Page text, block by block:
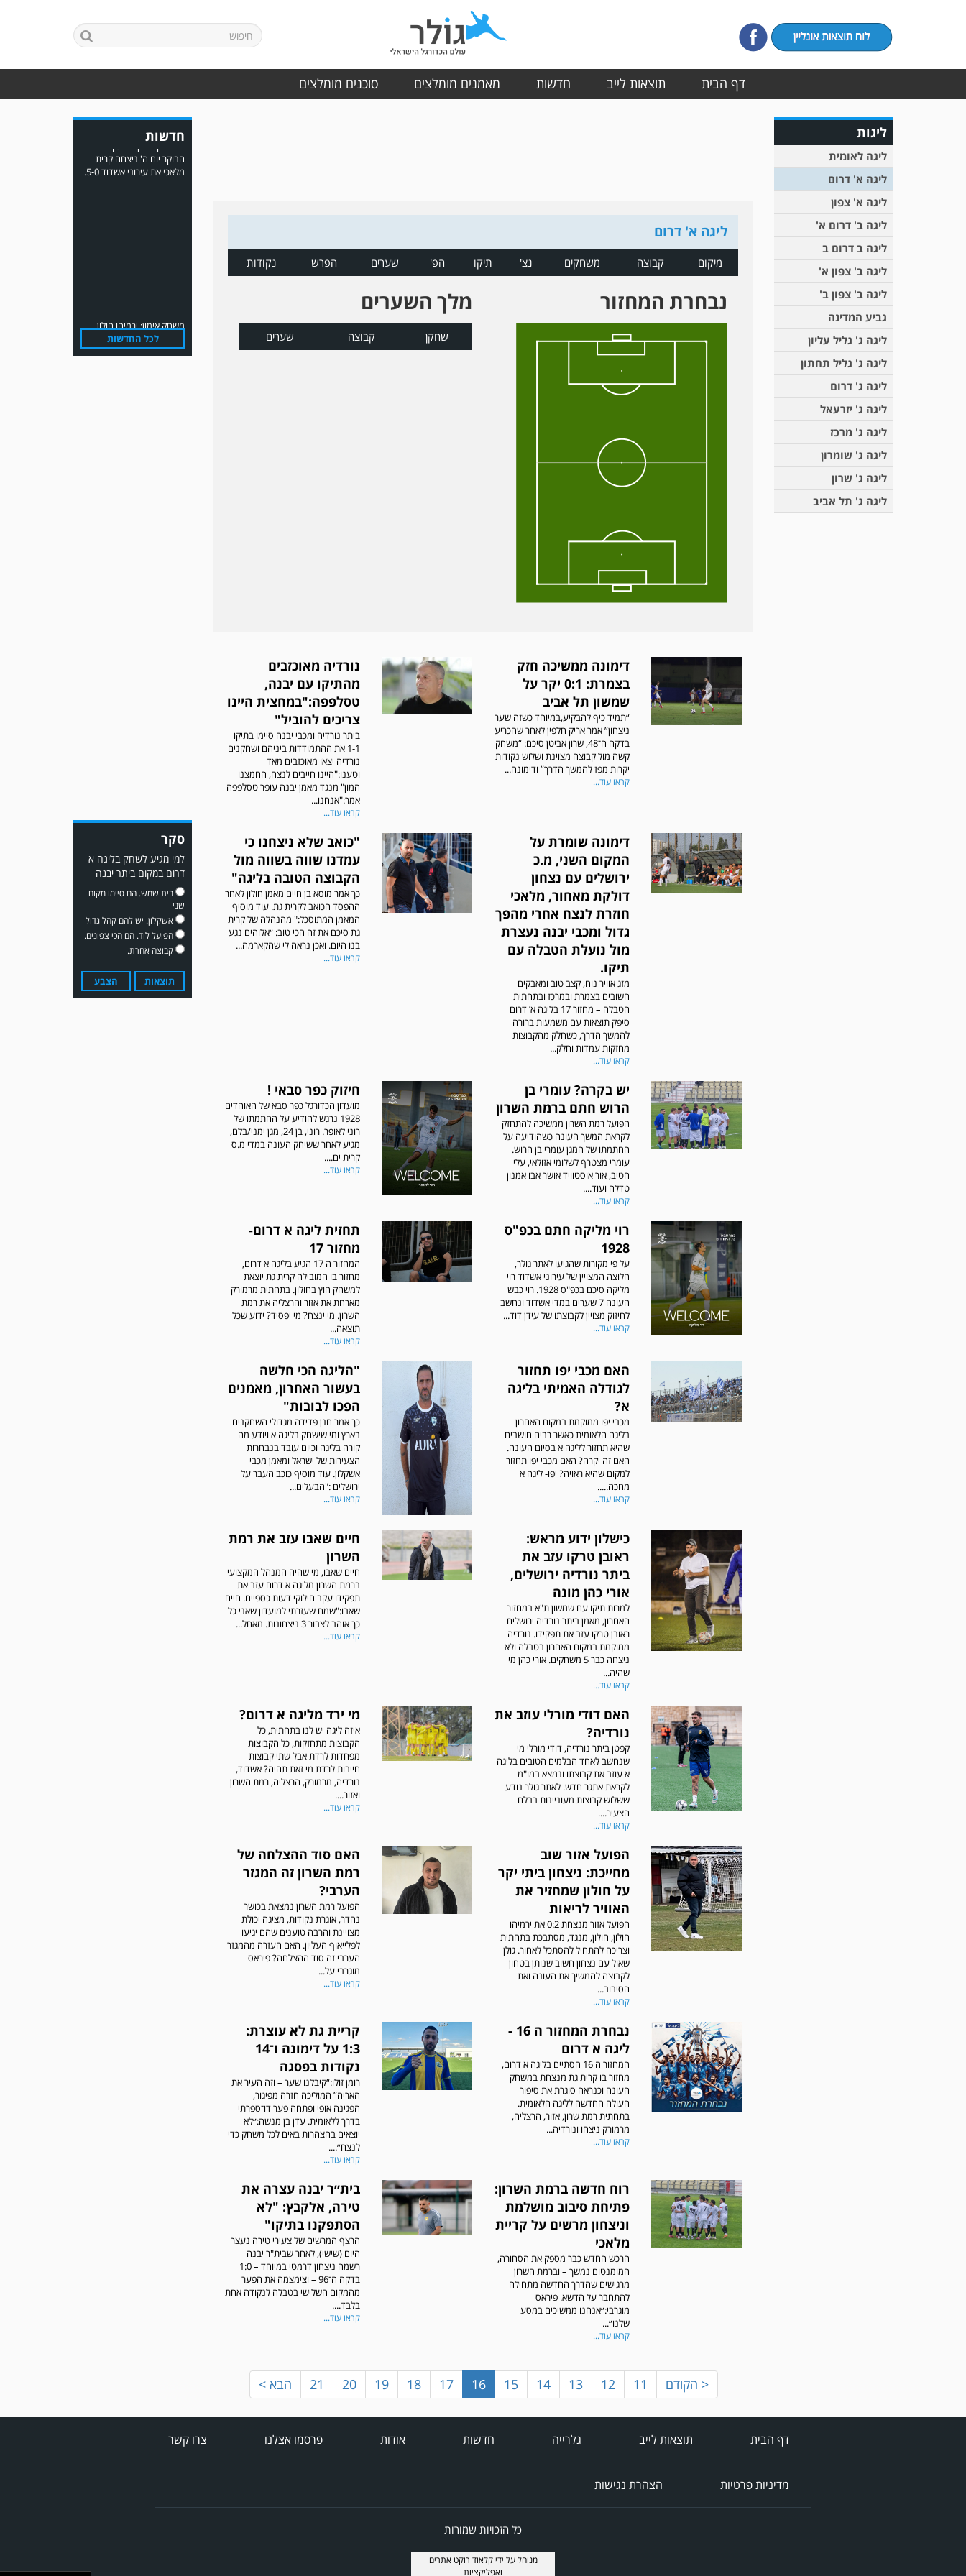
דף הבית תוצאות לייב חדשות מאמנים מומלצים סוכנים מומלצים
ליגות
ליגה לאומית
ליגה א' דרום
ליגה א' צפון
ליגה ב' דרום א'
ליגה ב דרום ב
ליגה ב' צפון א'
ליגה ב' צפון ב'
גביע המדינה
ליגה ג' גליל עליון
ליגה ג' גליל תחתון
ליגה ג' דרום
ליגה ג' יזרעאל
ליגה ג' מרכז
ליגה ג' שומרון
ליגה ג' שרון
ליגה ג' תל אביב
ליגה א' דרום
מיקום קבוצה משחקים נצ' תיקו הפ' שערים הפרש נקודות
נבחרת המחזור מלך השערים
שחקן קבוצה שערים
דימונה ממשיכה חזק
בצמרת: 0:1 יקר על
שמשון תל אביב
“תמיד כיף להבקיע,במיוחד כשזה שער
ניצחון” אמר אריק חלפין לאחר שהכריע
בדקה ה־48, שרון אביטן סיכם: “משחק
קשה מול קבוצה מצוינת ושלוש נקודות
יקרות מפז להמשך הדרך” ודימונה...
קראו עוד...
נורדיה מאוכזבים
מהתיקו עם יבנה,
טסלפפה:"במחצית היינו
צריכים להוביל"
ביתר נורדיה ומכבי יבנה סיימו בתיקו
1-1 את ההתמודדות ביניהם ושחקנים
נורדיה יצאו מאוכזבים מאד
וטענו:"היינו חייבים לנצח, החמצנו
המון" מנגד מאמן יבנה עופר טסלפפה
אמר:"אנחנו...
קראו עוד...
דימונה שומרת על
המקום השני, מ.כ
ירושלים עם נצחון
דולקת מאחור, מלאכי
חוזרת לנצח אחרי מהפך
גדול ומכבי יבנה נעצרת
מול נועלת הטבלה עם
תיקו.
מזג אוויר נוח, קצב טוב ומאבקים
חשובים בצמרת ובמרכז ובתחתית
הטבלה – מחזור 17 בליגה א’ דרום
סיפק תוצאות עם משמעות ברורה
להמשך הדרך, כשחלק מהקבוצות
מחזקות עמדות וחלק...
קראו עוד...
"כואב שלא ניצחנו כי
עמדנו שווה בשווה מול
הקבוצה הטובה בליגה"
כך אמר מוסא בן חיים מאמן חולון לאחר
ההפסד הכואב לקרית גת. עוד מוסיף
המאמן המתוסכל:" מהנהלה של קרית
גת סיכם את זה הכי טוב: ״אלוהים נגע
בנו היום. ואכן נראה לי שהקארמה...
קראו עוד...
יש בקרה? עומרי בן
הרוש חתם ברמת השרון
הפועל רמת השרון ממשיכה להתחזק
לקראת המשך העונה כשהודיעה על
החתמתו של המגן עומרי בן הרוש.
עומרי מצטרף לשלומי אזולאי, עלי
חטיב, אור אוסטוויד אושר אבו אמנון
טדלה ועוד....
קראו עוד...
חיזוק כפר סבאי !
מועדון הכדורגל כפר סבא של האוהדים
1928 נרגש להודיע על החתמתו של
רוני לאופר. רוני, בן 24, מגן ימני/בלם,
מגיע לאחר ששיחק העונה במדי מ.ס
קרית ים....
קראו עוד...
רוי מליקה חתם בכפ"ס
1928
על פי מקורות שהגיעו לאתר גולר,
חלוצה המצויין של עירוני אשדוד רוי
מליקה סיכם בכפ"ס 1928. רוי כבש
העונה 7 שערים במדי אשדוד ונחשב
לחיזוק מצויין לקבוצתו של עידן דוד...
קראו עוד...
תחזית ליגה א דרום-
מחזור 17
המחזור ה 17 הגיע בליגה א דרום,
מחזור בו המובילה קרית גת יוצאת
למשחק חוץ בחולון. בתחתית מרמורק
מארחת את אזור והרצליה את רמת
השרון. מי ינצח? מי יפסיד? ידוע שכל
תוצאה...
קראו עוד...
האם מכבי יפו תחזור
לגודלה האמיתי בליגה
א?
מכבי יפו ממוקמת במקום האחרון
בליגה הלאומית כאשר רבים חושבים
שהיא תחזור לליגה א בסיום העונה.
האם זה יקרה? האם מכבי יפו תחזור
למקום שהיא ראויה? יפו- ליגה א
מחכה.....
קראו עוד...
"הליגה הכי חלשה
בעשור האחרון, מאמנים
הפכו לבובות"
כך אמר חנן פדידה מגדולי השחקנים
בארץ ומי שישחק בליגה א ויודע מה
קורה בליגה וכיום עובד בנבחרות
הצעירות של ישראל ומאמן מכבי
אשקלון. עוד מוסיף כוכב העבר על
ירושלים :"הבעלים...
קראו עוד...
כישלון ידוע מראש:
ראובן טרקו עזב את
ביתר נורדיה ירושלים,
אורי כהן מונה
למרות תיקו עם שמשון ת"א במחזור
האחרון, מאמן ביתר נורדיה ירושלים
ראובן טרקו עזב את תפקידו. נורדיה
ממוקמת במקום האחרון בטבלה ולא
ניצחה כבר 5 משחקים. אורי כהן מי
שהיה...
קראו עוד...
חיים שאבו עזב את רמת
השרון
חיים שאבו, מי שהיה המנהל המקצועי
ברמת השרון מליגה א דרום עזב את
תפקידו עקב חילוקי דעות כספיים. חיים
שאבו:"שמח שעזרתי למועדון שאני כל
כך אוהב לצבור 3 ניצחונות. מאחל...
קראו עוד...
האם דודי מורלי עוזב את
נורדיה?
קפטן ביתר נורדיה, דודי מורלי מי
שנחשב לאחד הבלמים הטובים בליגה
א עוזב את קבוצתו ונמצא במו"מ
לקראת אתגר חדש. לאתר גולר נודע
ששלוש קבוצות מעוניינות בבלם
הצעיר....
קראו עוד...
מי ירד מליגה א דרום?
איזה ליגה יש לנו בתחתית, כל
הקבוצות מתחזקות, כל הקבוצות
מפחדות לרדת אבל שתי קבוצות
חייבות לרדת מי זאת תהיה? אשדוד,
נורדיה, מרמורק, הרצליה, רמת השרון
ואזור....
קראו עוד...
הפועל אזור שוב
מחייכת: ניצחון ביתי יקר
על חולון שמחזיר את
האוויר לריאות
הפועל אזור מנצחת 0:2 את ירמיהו
חולון, חולון, מנגד, מסתבכת בתחתית
וצריכה להתחיל להסתכל לאחור. גולן
שאול עם נצחון חשוב שנותן בטחון
לקבוצה להמשיך את העונה ואת
הסיבוב...
קראו עוד...
האם סוד ההצלחה של
רמת השרון זה המגזר
הערבי?
הפועל רמת השרון נמצאת בכושר
נהדר, אוגרת נקודות, מציגה יכולת
מצויינת והרבה טוענים שהם יגיעו
לפלייאוף העליון. האם העזרה מהמגזר
הערבי זה סוד ההצלחה? פיראס
מוגרבי על...
קראו עוד...
נבחרת המחזור ה 16 -
ליגה א דרום
המחזור ה 16 הסתיים בליגה א דרום,
מחזור בו קרית גת מנצחת במשחק
העונה וכנראה סוגרת את סיפור
העולה החדשה לליגה הלאומית.
בתחתית רמת שרון, אזור, הרצליה,
מרמורק ניצחו ונורדיה...
קראו עוד...
קריית גת לא עוצרת:
1:3 על דימונה ו־14
נקודות בפסגה
רומן זולו:“קיבלנו שער – וזה העיר את
האריה” המוליכה חזרה מפיגור,
הפגינה אופי ופתחה פער דו־ספרתי
בדרך ללאומית. עדן בן מנשה:״לא
יוצאים בהצהרות באים לכל משחק כדי
לנצח״....
קראו עוד...
רוח חדשה ברמת השרון:
פתיחת סיבוב מושלמת
וניצחון מרשים על קריית
מלאכי
הרכש החדש כבר מספק את הסחורה,
המומנטום נמשך – וברמת השרון
מרגישים שהדרך החדשה מתחילה
להתחבר על הדשא. פיראס
מוגרבי:״אנחנו ממשיכים במסע
שלנו״...
קראו עוד...
בית״ר יבנה עצרה את
טירה, אלקבץ: "לא
הסתפקנו בתיקו"
הרצף המרשים של צעירי טירה נעצר
היום (שישי), לאחר שבית"ר יבנה
רשמה ניצחון דרמטי במיוחד – 1:0
בדקה ה־96 – וצימצמה את הפער
מהמקום השלישי בטבלה לנקודה אחת
בלבד....
קראו עוד...
< הקודם 11
12
13
14
15
16
17
18
19
20
21 הבא >
חדשות
הבוקר יום ה' ניצחה קרית
משחק אימון: שדרות גברה על
מ.ס. דימונה 1-4.
לכל החדשות
סקר
למי מגיע לשחק בליגה א
דרום במקום ביתר יבנה
בית שמש. הם סיימו מקום
שני
אשקלון. יש להם קהל גדול
הפועל לוד. הם הכי צפונים.
קבוצה אחרת.
תוצאות הצבע
דף הבית תוצאות לייב גלרייה חדשות אודות פרסמו אצלנו צרו קשר
מדיניות פרטיות הצהרת נגישות
כל הזכויות שמורות
מנוהל על ידיקלאוד רוקט אתרים
ואפליקציות